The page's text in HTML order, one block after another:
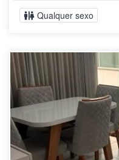
Qualquer sexo